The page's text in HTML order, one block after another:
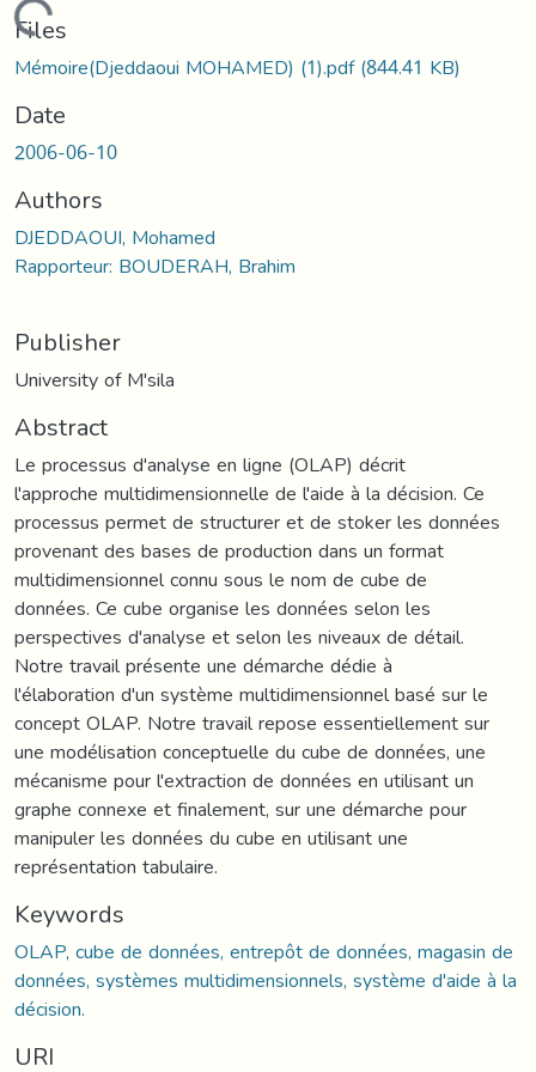
Loading...
Files
Mémoire(Djeddaoui MOHAMED) (1).pdf(844.41 KB)
Date
2006-06-10
Authors
DJEDDAOUI, Mohamed
Rapporteur: BOUDERAH, Brahim
Publisher
University of M'sila
Abstract
Le processus d'analyse en ligne (OLAP) décrit
l'approche multidimensionnelle de l'aide à la décision. Ce
processus permet de structurer et de stoker les données
provenant des bases de production dans un format
multidimensionnel connu sous le nom de cube de
données. Ce cube organise les données selon les
perspectives d'analyse et selon les niveaux de détail.
Notre travail présente une démarche dédie à
l'élaboration d'un système multidimensionnel basé sur le
concept OLAP. Notre travail repose essentiellement sur
une modélisation conceptuelle du cube de données, une
mécanisme pour l'extraction de données en utilisant un
graphe connexe et finalement, sur une démarche pour
manipuler les données du cube en utilisant une
représentation tabulaire.
Keywords
OLAP, cube de données, entrepôt de données, magasin de
données, systèmes multidimensionnels, système d'aide à la
décision.
URI